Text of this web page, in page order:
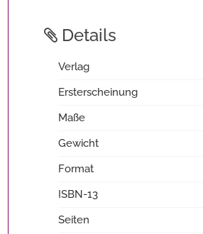
Details
Verlag
Ersterscheinung
Maße
Gewicht
Format
ISBN-13
Seiten